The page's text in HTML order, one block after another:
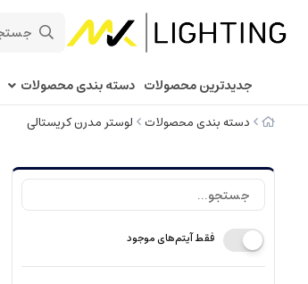
جدیدترین محصولات دسته بندی محصولات
دسته بندی محصولات لوستر مدرن کریستالی
فقط آیتم‌های موجود